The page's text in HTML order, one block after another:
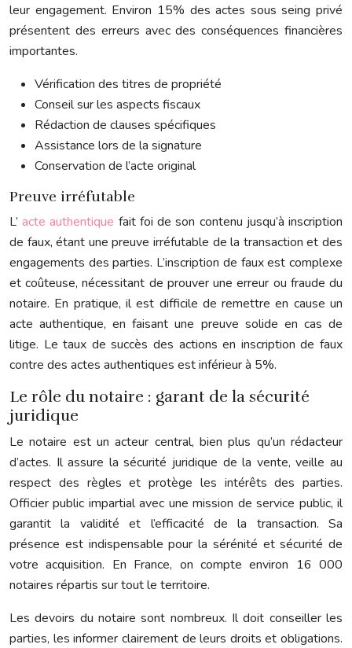
leur engagement. Environ 15% des actes sous seing privé
présentent des erreurs avec des conséquences financières
importantes.
Vérification des titres de propriété
Conseil sur les aspects fiscaux
Rédaction de clauses spécifiques
Assistance lors de la signature
Conservation de l’acte original
Preuve irréfutable
L’acte authentique fait foi de son contenu jusqu’à inscription
de faux, étant une preuve irréfutable de la transaction et des
engagements des parties. L’inscription de faux est complexe
et coûteuse, nécessitant de prouver une erreur ou fraude du
notaire. En pratique, il est difficile de remettre en cause un
acte authentique, en faisant une preuve solide en cas de
litige. Le taux de succès des actions en inscription de faux
contre des actes authentiques est inférieur à 5%.
Le rôle du notaire : garant de la sécurité
juridique
Le notaire est un acteur central, bien plus qu’un rédacteur
d’actes. Il assure la sécurité juridique de la vente, veille au
respect des règles et protège les intérêts des parties.
Officier public impartial avec une mission de service public, il
garantit la validité et l’efficacité de la transaction. Sa
présence est indispensable pour la sérénité et sécurité de
votre acquisition. En France, on compte environ 16 000
notaires répartis sur tout le territoire.
Les devoirs du notaire sont nombreux. Il doit conseiller les
parties, les informer clairement de leurs droits et obligations.